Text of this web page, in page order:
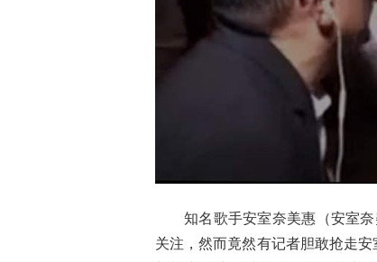
知名歌手安室奈美惠（安室
关注，然而竟然有记者胆敢抢走